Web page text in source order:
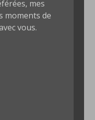
mes
moments de
vous.